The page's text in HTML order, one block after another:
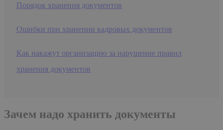
Порядок хранения документов
Ошибки при хранении кадровых документов
Как накажут организацию за нарушение правил
хранения документов
Зачем надо хранить документы